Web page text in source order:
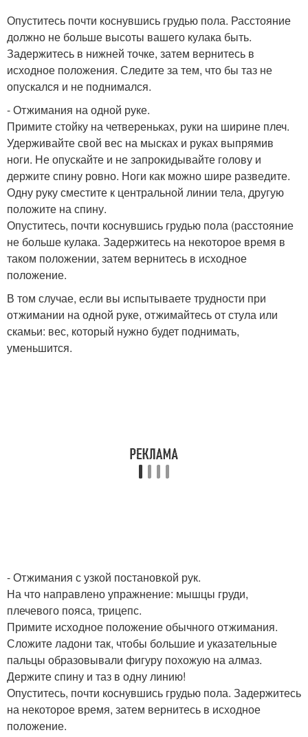
Опуститесь почти коснувшись грудью пола. Расстояние
должно не больше высоты вашего кулака быть.
Задержитесь в нижней точке, затем вернитесь в
исходное положения. Следите за тем, что бы таз не
опускался и не поднимался.
- Отжимания на одной руке.
Примите стойку на четвереньках, руки на ширине плеч.
Удерживайте свой вес на мысках и руках выпрямив
ноги. Не опускайте и не запрокидывайте голову и
держите спину ровно. Ноги как можно шире разведите.
Одну руку сместите к центральной линии тела, другую
положите на спину.
Опуститесь, почти коснувшись грудью пола (расстояние
не больше кулака. Задержитесь на некоторое время в
таком положении, затем вернитесь в исходное
положение.
В том случае, если вы испытываете трудности при
отжимании на одной руке, отжимайтесь от стула или
скамьи: вес, который нужно будет поднимать,
уменьшится.
- Отжимания с узкой постановкой рук.
На что направлено упражнение: мышцы груди,
плечевого пояса, трицепс.
Примите исходное положение обычного отжимания.
Сложите ладони так, чтобы большие и указательные
пальцы образовывали фигуру похожую на алмаз.
Держите спину и таз в одну линию!
Опуститесь, почти коснувшись грудью пола. Задержитесь
на некоторое время, затем вернитесь в исходное
положение.